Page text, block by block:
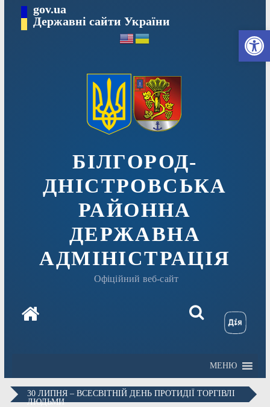
вмісту
gov.ua
Державні сайти України
БІЛГОРОД-
ДНІСТРОВСЬКА
РАЙОННА
ДЕРЖАВНА
АДМІНІСТРАЦІЯ
Офіційний веб-сайт
МЕНЮ
30 ЛИПНЯ – ВСЕСВІТНІЙ ДЕНЬ ПРОТИДІЇ ТОРГІВЛІ
ЛЮДЬМИ